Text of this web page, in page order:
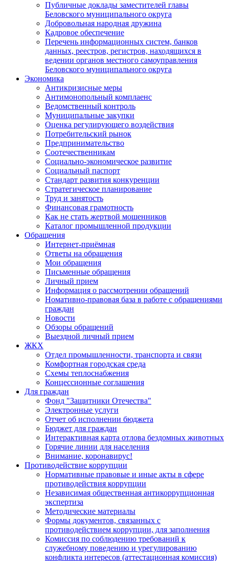
Публичные доклады заместителей главы
Беловского муниципального округа
Добровольная народная дружина
Кадровое обеспечение
Перечень информационных систем, банков
данных, реестров, регистров, находящихся в
ведении органов местного самоуправления
Беловского муниципального округа
Экономика
Антикризисные меры
Антимонопольный комплаенс
Ведомственный контроль
Муниципальные закупки
Оценка регулирующего воздействия
Потребительский рынок
Предпринимательство
Соотечественникам
Социально-экономическое развитие
Социальный паспорт
Стандарт развития конкуренции
Стратегическое планирование
Труд и занятость
Финансовая грамотность
Как не стать жертвой мошенников
Каталог промышленной продукции
Обращения
Интернет-приёмная
Ответы на обращения
Мои обращения
Письменные обращения
Личный прием
Информация о рассмотрении обращений
Номативно-правовая база в работе с обращениями
граждан
Новости
Обзоры обращений
Выездной личный прием
ЖКХ
Отдел промышленности, транспорта и связи
Комфортная городская среда
Схемы теплоснабжения
Концессионные соглашения
Для граждан
Фонд "Защитники Отечества"
Электронные услуги
Отчет об исполнении бюджета
Бюджет для граждан
Интерактивная карта отлова бездомных животных
Горячие линии для населения
Внимание, коронавирус!
Противодействие коррупции
Нормативные правовые и иные акты в сфере
противодействия коррупции
Независимая общественная антикоррупционная
экспертиза
Методические материалы
Формы документов, связанных с
противодействием коррупции, для заполнения
Комиссия по соблюдению требований к
служебному поведению и урегулированию
конфликта интересов (аттестационная комиссия)